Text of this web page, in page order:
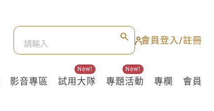
會員登入/註冊
影音專區 試用大隊
New!
專題活動
New!
專欄 會員